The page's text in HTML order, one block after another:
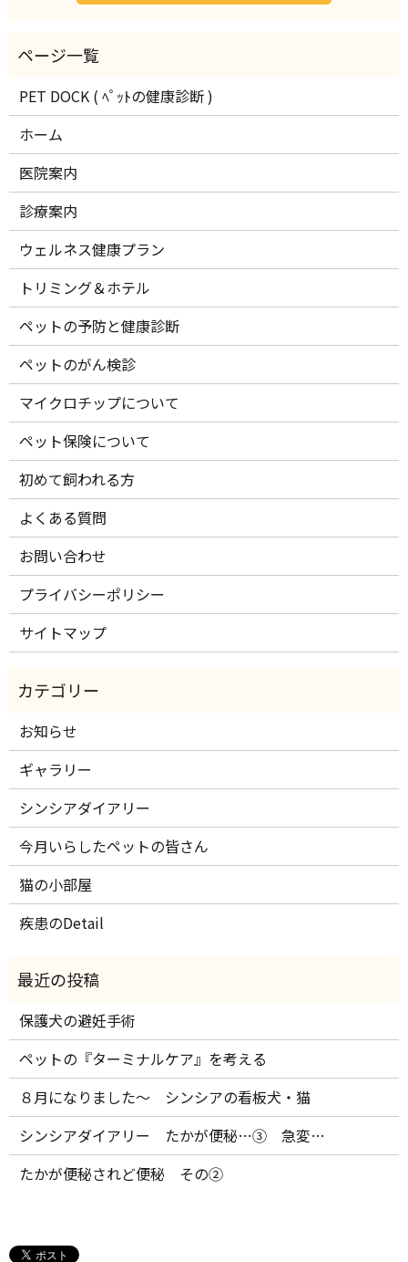
PET DOCK ( ﾍﾟｯﾄの健康診断 )
ホーム
医院案内
診療案内
ウェルネス健康プラン
トリミング＆ホテル
ペットの予防と健康診断
ペットのがん検診
マイクロチップについて
ペット保険について
初めて飼われる方
よくある質問
お問い合わせ
プライバシーポリシー
サイトマップ
お知らせ
ギャラリー
シンシアダイアリー
今月いらしたペットの皆さん
猫の小部屋
疾患のDetail
保護犬の避妊手術
ペットの『ターミナルケア』を考える
８月になりました～ シンシアの看板犬・猫
シンシアダイアリー たかが便秘…③ 急変…
たかが便秘されど便秘 その②